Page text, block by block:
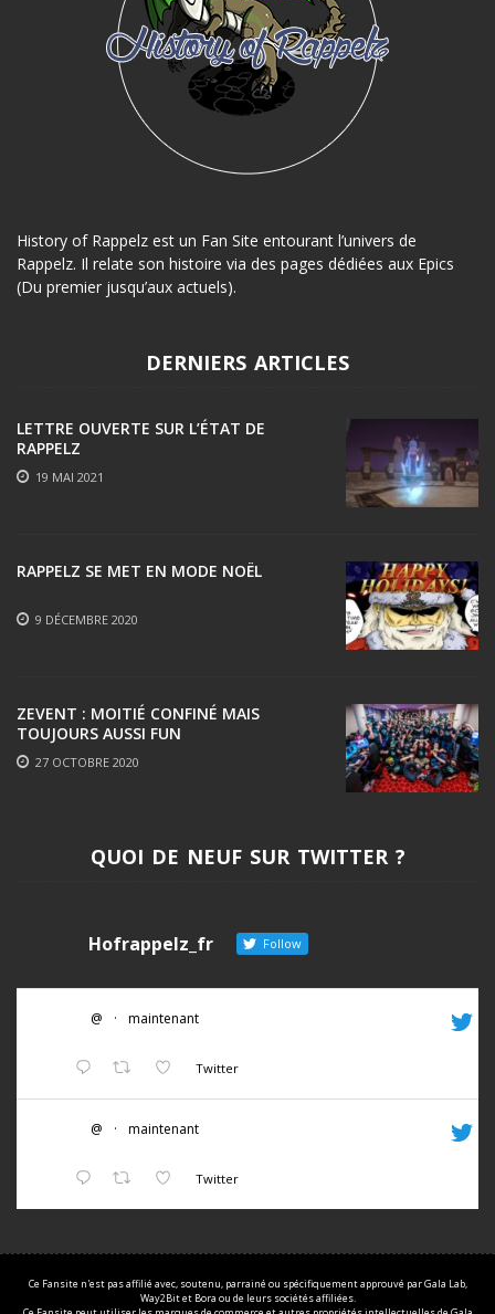
History of Rappelz est un Fan Site entourant l’univers de
Rappelz. Il relate son histoire via des pages dédiées aux Epics
(Du premier jusqu’aux actuels).
DERNIERS ARTICLES
LETTRE OUVERTE SUR L’ÉTAT DE
RAPPELZ
19 MAI 2021
RAPPELZ SE MET EN MODE NOËL
9 DÉCEMBRE 2020
ZEVENT : MOITIÉ CONFINÉ MAIS
TOUJOURS AUSSI FUN
27 OCTOBRE 2020
QUOI DE NEUF SUR TWITTER ?
Hofrappelz_fr Follow
@ · maintenant
Twitter
@ · maintenant
Twitter
Ce Fansite n'est pas affilié avec, soutenu, parrainé ou spécifiquement approuvé par Gala Lab,
Way2Bit et Bora ou de leurs sociétés affiliées.